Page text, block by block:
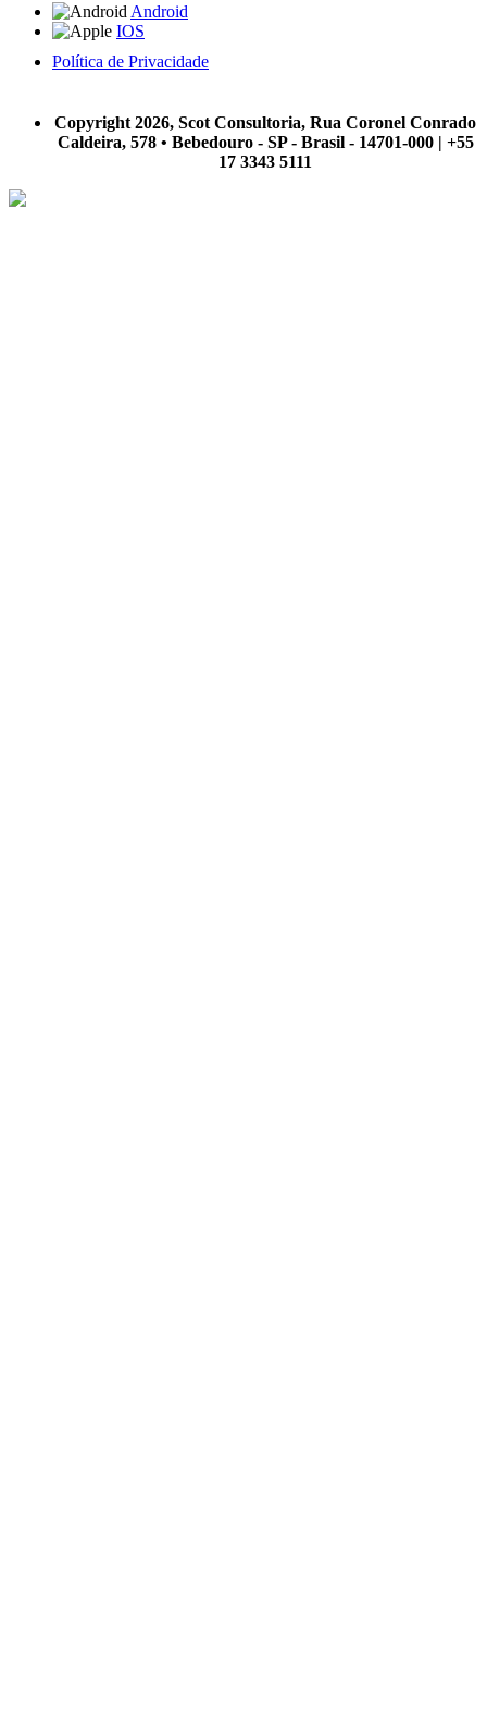
Android
IOS
Política de Privacidade
Copyright 2026, Scot Consultoria, Rua Coronel Conrado
Caldeira, 578 • Bebedouro - SP - Brasil - 14701-000 | +55
17 3343 5111